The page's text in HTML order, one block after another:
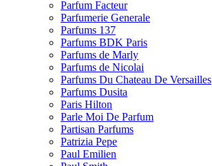
Parfum Facteur
Parfumerie Generale
Parfums 137
Parfums BDK Paris
Parfums de Marly
Parfums de Nicolai
Parfums Du Chateau De Versailles
Parfums Dusita
Paris Hilton
Parle Moi De Parfum
Partisan Parfums
Patrizia Pepe
Paul Emilien